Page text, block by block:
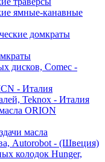
ямные-канавные
домкраты
дисков, Comec -
- Италия
Teknox - Италия
ORION
масла
Autorobot - (Швеция)
колодок Hunger,